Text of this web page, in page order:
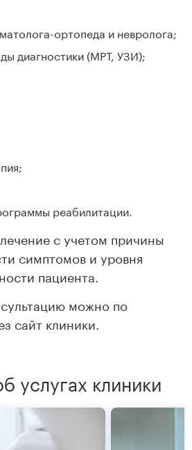
ортопеда и невролога;
диагностики (МРТ, УЗИ);
реабилитации.
с учетом причины
симптомов и уровня
пациента.
можно по
сайт клиники.
услугах клиники